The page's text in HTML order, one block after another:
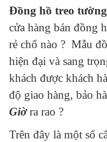
Đồng hồ treo
cửa hàng bán đồng
rẻ chổ nào ? Mẫu
hiện đại và sang
khách được khách
độ giao hàng, bảo
Giờra rao ?
Trên đây là một số